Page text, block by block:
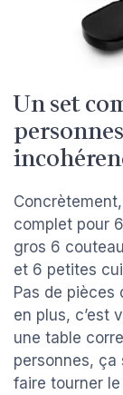
Un set
complet pour
gros 6
et 6 petites
Pas de pièces
en plus, c’est
une table
personnes,
faire tourner